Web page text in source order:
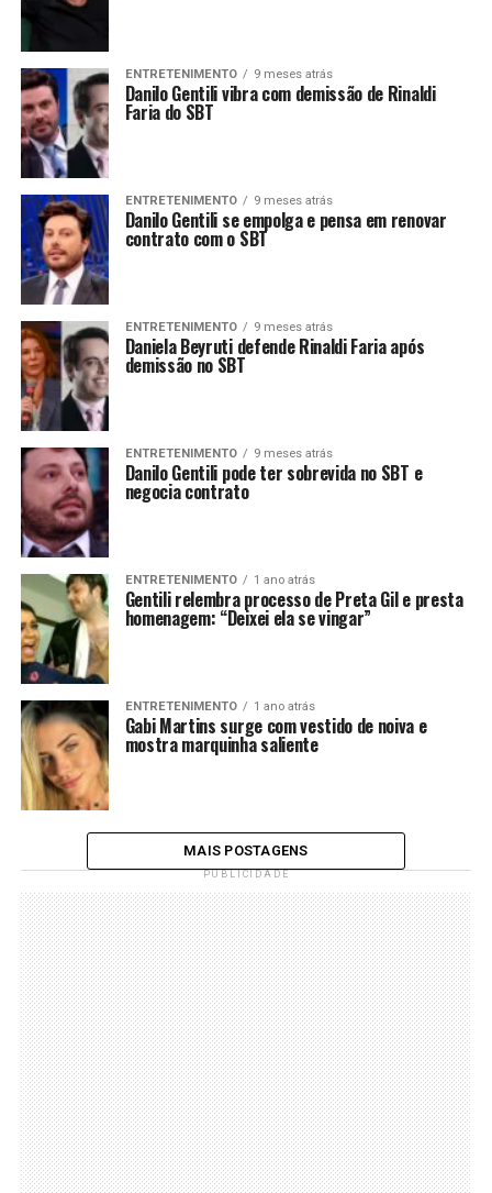
ENTRETENIMENTO 9 meses atrás
Danilo Gentili vibra com demissão de Rinaldi
Faria do SBT
ENTRETENIMENTO 9 meses atrás
Danilo Gentili se empolga e pensa em renovar
contrato com o SBT
ENTRETENIMENTO 9 meses atrás
Daniela Beyruti defende Rinaldi Faria após
demissão no SBT
ENTRETENIMENTO 9 meses atrás
Danilo Gentili pode ter sobrevida no SBT e
negocia contrato
ENTRETENIMENTO 1 ano atrás
Gentili relembra processo de Preta Gil e presta
homenagem: “Deixei ela se vingar”
ENTRETENIMENTO 1 ano atrás
Gabi Martins surge com vestido de noiva e
mostra marquinha saliente
MAIS POSTAGENS
PUBLICIDADE